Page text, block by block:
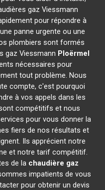
gaz Viessmann
pour répondre à
panne urgente ou une
plombiers sont formés
gaz Viessmann Ploërmel
nécessaires pour
tout problème. Nous
compte, c'est pourquoi
à vos appels dans les
compétitifs et nous
pour vous donner la
fiers de nos résultats et
Ils apprécient notre
et notre tarif compétitif.
de la chaudière gaz
impatients de vous
pour obtenir un devis